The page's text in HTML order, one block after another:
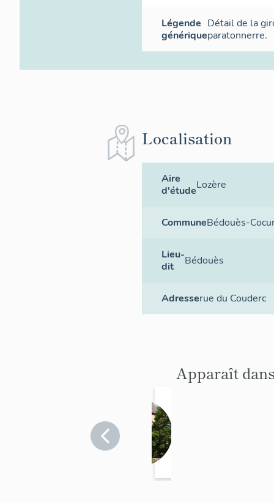
Légende
générique
Détail de la
paratonnerre.
Localisation
Aire
d'étudeLozère
CommuneBédouès-
Lieu-
dit
Bédouès
Adresserue du Couderc
Apparaît